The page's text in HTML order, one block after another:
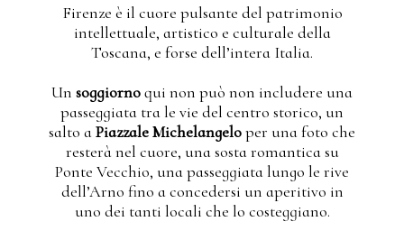
Firenze è il cuore pulsante del patrimonio
intellettuale, artistico e culturale della
Toscana, e forse dell’intera Italia.
Un soggiornoqui non può non includere una
passeggiata tra le vie del centro storico, un
salto aPiazzale Michelangeloper una foto che
resterà nel cuore, una sosta romantica su
Ponte Vecchio, una passeggiata lungo le rive
dell’Arno fino a concedersi un aperitivo in
uno dei tanti locali che lo costeggiano.